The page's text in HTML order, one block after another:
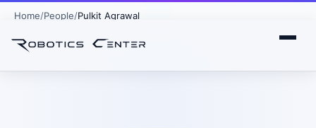
Home People Pulkit Agrawal